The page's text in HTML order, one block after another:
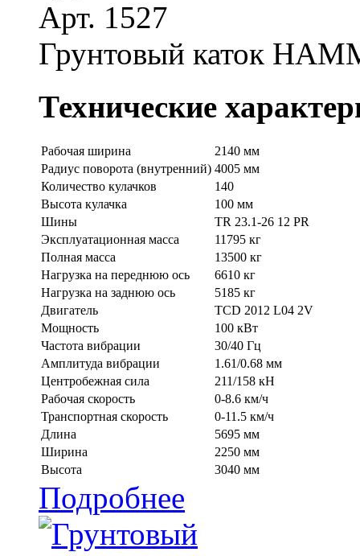
Арт. 1527
Грунтовый каток
Технические
Рабочая ширина
2140 мм
Радиус поворота (внутренний) 4005 мм
Количество кулачков
140
Высота кулачка
100 мм
Шины
TR 23.1-26 12 PR
Эксплуатационная масса
11795 кг
Полная масса
13500 кг
Нагрузка на переднюю ось
6610 кг
Нагрузка на заднюю ось
5185 кг
Двигатель
TCD 2012 L04 2V
Мощность
100 кВт
Частота вибрации
30/40 Гц
Амплитуда вибрации
1.61/0.68 мм
Центробежная сила
211/158 кН
Рабочая скорость
0-8.6 км/ч
Транспортная скорость
0-11.5 км/ч
Длина
5695 мм
Ширина
2250 мм
Высота
3040 мм
Подробнее